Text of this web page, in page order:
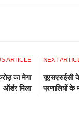
ARTICLE
का मेगा
ऑर्डर मिला
NEXT
यूएसएसईसी
प्रणालियों के